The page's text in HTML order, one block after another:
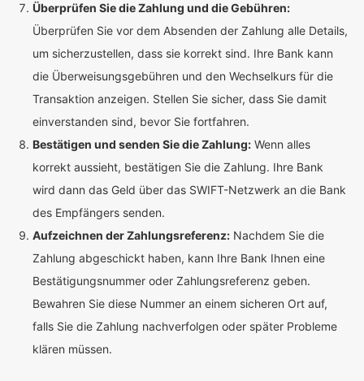
Überprüfen Sie die Zahlung und die Gebühren:
Überprüfen Sie vor dem Absenden der Zahlung alle Details,
um sicherzustellen, dass sie korrekt sind. Ihre Bank kann
die Überweisungsgebühren und den Wechselkurs für die
Transaktion anzeigen. Stellen Sie sicher, dass Sie damit
einverstanden sind, bevor Sie fortfahren.
Bestätigen und senden Sie die Zahlung: Wenn alles
korrekt aussieht, bestätigen Sie die Zahlung. Ihre Bank
wird dann das Geld über das SWIFT-Netzwerk an die Bank
des Empfängers senden.
Aufzeichnen der Zahlungsreferenz: Nachdem Sie die
Zahlung abgeschickt haben, kann Ihre Bank Ihnen eine
Bestätigungsnummer oder Zahlungsreferenz geben.
Bewahren Sie diese Nummer an einem sicheren Ort auf,
falls Sie die Zahlung nachverfolgen oder später Probleme
klären müssen.